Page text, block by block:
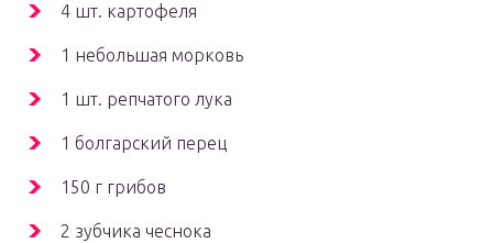
4 шт. картофеля
1 небольшая морковь
1 шт. репчатого лука
1 болгарский перец
150 г грибов
2 зубчика чеснока